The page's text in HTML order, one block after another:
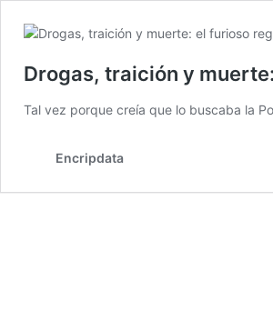
Drogas, traición y
Tal vez porque creía que lo buscaba la
Encripdata